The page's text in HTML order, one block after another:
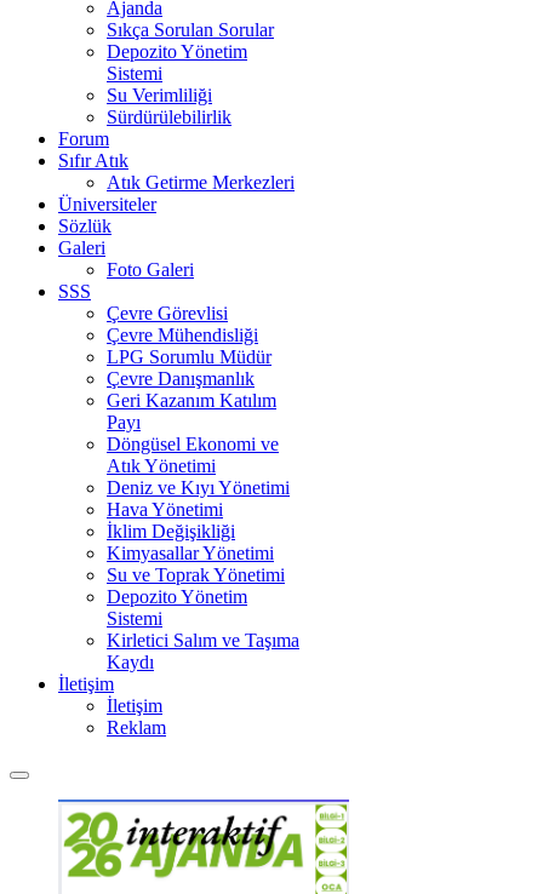
Ajanda
Sıkça Sorulan Sorular
Depozito Yönetim
Sistemi
Su Verimliliği
Sürdürülebilirlik
Forum
Sıfır Atık
Atık Getirme Merkezleri
Üniversiteler
Sözlük
Galeri
Foto Galeri
SSS
Çevre Görevlisi
Çevre Mühendisliği
LPG Sorumlu Müdür
Çevre Danışmanlık
Geri Kazanım Katılım
Payı
Döngüsel Ekonomi ve
Atık Yönetimi
Deniz ve Kıyı Yönetimi
Hava Yönetimi
İklim Değişikliği
Kimyasallar Yönetimi
Su ve Toprak Yönetimi
Depozito Yönetim
Sistemi
Kirletici Salım ve Taşıma
Kaydı
İletişim
İletişim
Reklam